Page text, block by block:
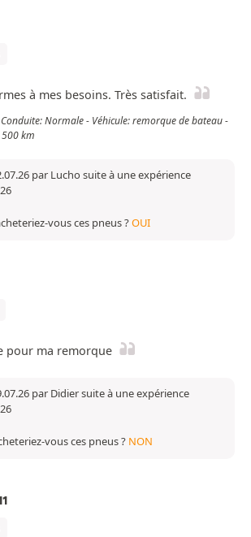
à mes besoins. Très satisfait.
Normale - Véhicule: remorque de bateau -
km
par Lucho suite à une expérience
vous ces pneus ?OUI
pour ma remorque
par Didier suite à une expérience
vous ces pneus ? NON